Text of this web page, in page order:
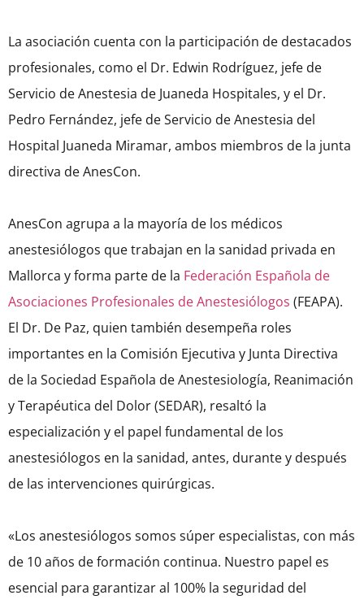
La asociación cuenta con la participación de destacados
profesionales, como el Dr. Edwin Rodríguez, jefe de
Servicio de Anestesia de Juaneda Hospitales, y el Dr.
Pedro Fernández, jefe de Servicio de Anestesia del
Hospital Juaneda Miramar, ambos miembros de la junta
directiva de AnesCon.
AnesCon agrupa a la mayoría de los médicos
anestesiólogos que trabajan en la sanidad privada en
Mallorca y forma parte de la Federación Española de
Asociaciones Profesionales de Anestesiólogos (FEAPA).
El Dr. De Paz, quien también desempeña roles
importantes en la Comisión Ejecutiva y Junta Directiva
de la Sociedad Española de Anestesiología, Reanimación
y Terapéutica del Dolor (SEDAR), resaltó la
especialización y el papel fundamental de los
anestesiólogos en la sanidad, antes, durante y después
de las intervenciones quirúrgicas.
«Los anestesiólogos somos súper especialistas, con más
de 10 años de formación continua. Nuestro papel es
esencial para garantizar al 100% la seguridad del